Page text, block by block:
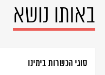
וכך מסופר בספר חשמונאים א:
מלאכים לירושלים ולערי יהודה
מקדש וקדושים... להקים במות
1959, עמ' 16).
באותו נושא
סוגי הכשרות בימינו